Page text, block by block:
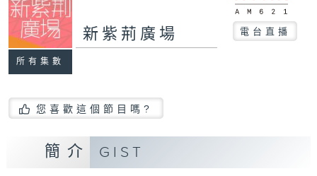
所有集數
新紫荊廣場 電台直播
您喜歡這個節目嗎?
簡介 GIST